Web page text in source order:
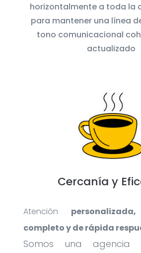
horizontalmente a toda la
para mantener una línea
tono comunicacional
actualizado
Cercanía y
Atención
completo y de rápida
Somos una agencia